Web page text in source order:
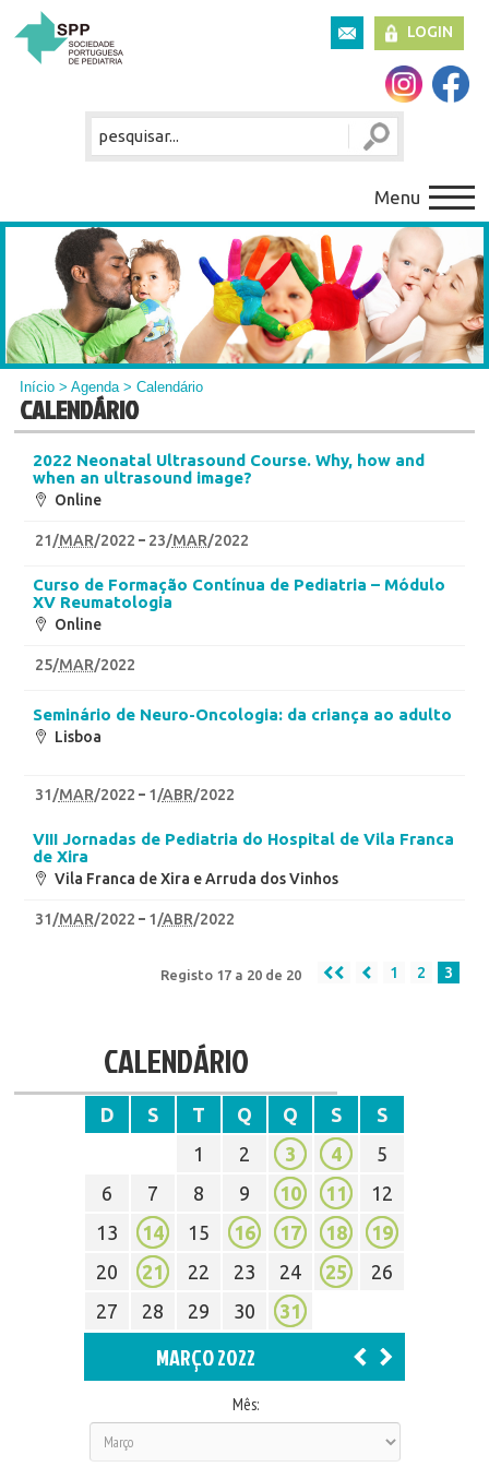
LOGIN
Menu
Início >Agenda> Calendário
CALENDÁRIO
2022 Neonatal Ultrasound Course. Why, how and
when an ultrasound image?
Online
21/MAR/2022 23/MAR/2022
Curso de Formação Contínua de Pediatria – Módulo
XV Reumatologia
Online
25/MAR/2022
Seminário de Neuro-Oncologia: da criança ao adulto
Lisboa
31/MAR/2022 1/ABR/2022
VIII Jornadas de Pediatria do Hospital de Vila Franca
de Xira
Vila Franca de Xira e Arruda dos Vinhos
31/MAR/2022 1/ABR/2022
Registo 17 a 20 de 20 1 2 3
CALENDÁRIO
D S T Q Q S
S
1
2 3 4
5
6
7 8 9 10 11
12
13
14 15 16 17 18
19
20
21 22 23 24 25
26
27
28 29 30 31
MARÇO 2022
Mês: